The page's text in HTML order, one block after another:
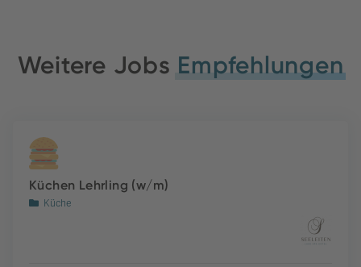
Weitere Jobs Empfehlungen
Küchen Lehrling (w/m)
Küche